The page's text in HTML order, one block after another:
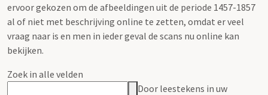
ervoor gekozen om de afbeeldingen uit de periode 1457-1857
al of niet met beschrijving online te zetten, omdat er veel
vraag naar is en men in ieder geval de scans nu online kan
bekijken.
Zoek in alle velden
Door leestekens in uw